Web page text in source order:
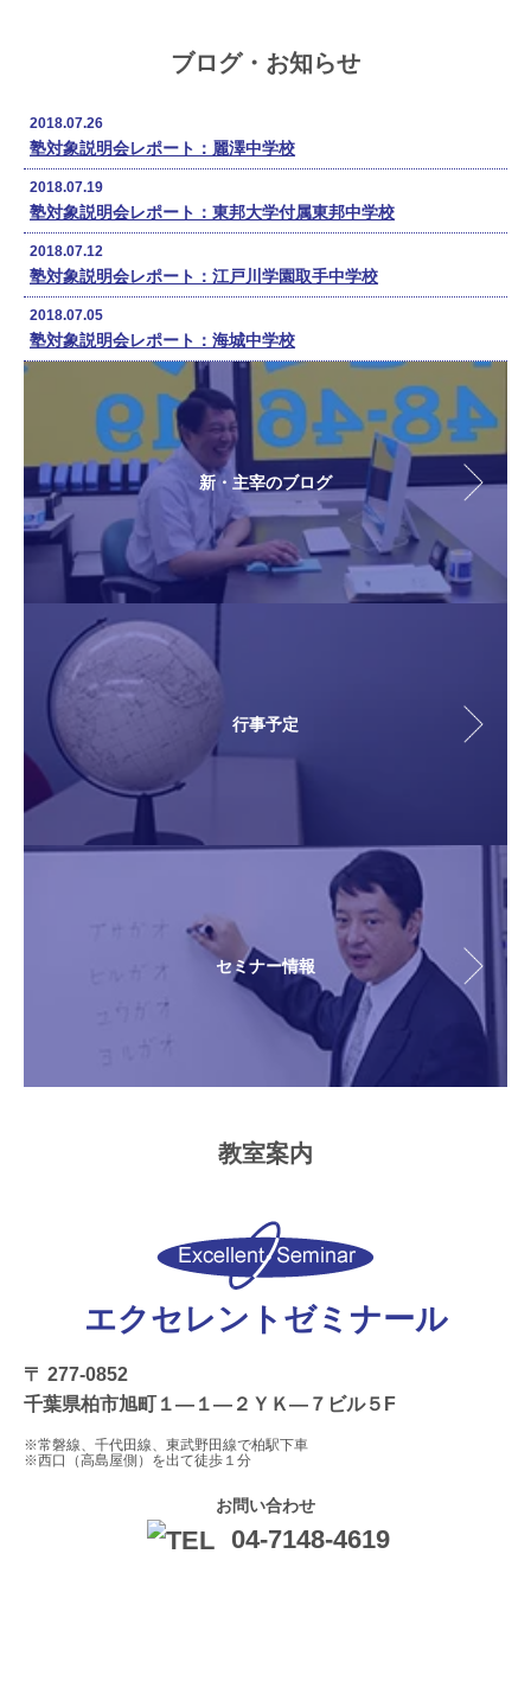
ブログ・お知らせ
2018.07.26
塾対象説明会レポート：麗澤中学校
2018.07.19
塾対象説明会レポート：東邦大学付属東邦中学校
2018.07.12
塾対象説明会レポート：江戸川学園取手中学校
2018.07.05
塾対象説明会レポート：海城中学校
新・主宰のブログ
行事予定
セミナー情報
教室案内
エクセレントゼミナール
〒 277-0852
千葉県柏市旭町１―１―２ＹＫ―７ビル５F
※常磐線、千代田線、東武野田線で柏駅下車
※西口（高島屋側）を出て徒歩１分
お問い合わせ
04-7148-4619